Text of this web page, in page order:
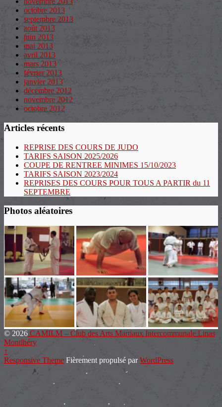
octobre 2013
septembre 2013
août 2013
juin 2013
mai 2013
avril 2013
mars 2013
février 2013
janvier 2013
décembre 2012
novembre 2012
octobre 2012
Articles récents
REPRISE DES COURS DE JUDO
TARIFS SAISON 2025/2026
COUPE DE RENTREE MINIMES 15/10/2023
TARIFS SAISON 2023/2024
REPRISES DES COURS POUR TOUS A PARTIR du 11
SEPTEMBRE
Photos aléatoires
© 2026 CAMILM – Club des Arts Martiaux Intercommunale Linas
Montlhéry
↑
Responsive Theme Fièrement propulsé parWordPress